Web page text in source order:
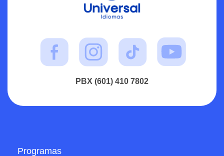
PBX (601) 410 7802
Programas